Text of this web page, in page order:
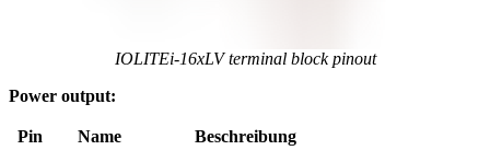
IOLITEi-16xLV terminal block pinout
Power output:
Pin Name
Beschreibung